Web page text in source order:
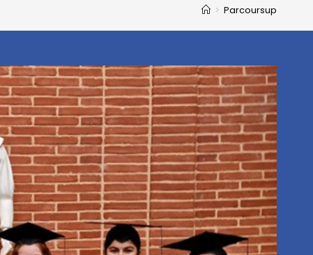
> Parcoursup